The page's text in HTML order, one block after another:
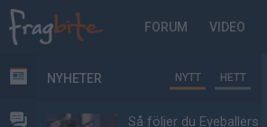
FORUM VIDEO
NYHETER
FORUM
NYHETER NYTT HETT
Så följer du Eyeballers